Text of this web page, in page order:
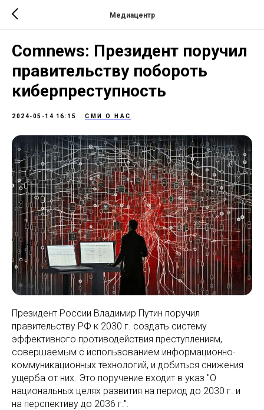
Медиацентр
Comnews: Президент поручил
правительству побороть
киберпреступность
2024-05-14 16:15 СМИ О НАС
Президент России Владимир Путин поручил
правительству РФ к 2030 г. создать систему
эффективного противодействия преступлениям,
совершаемым с использованием информационно-
коммуникационных технологий, и добиться снижения
ущерба от них. Это поручение входит в указ "О
национальных целях развития на период до 2030 г. и
на перспективу до 2036 г.".